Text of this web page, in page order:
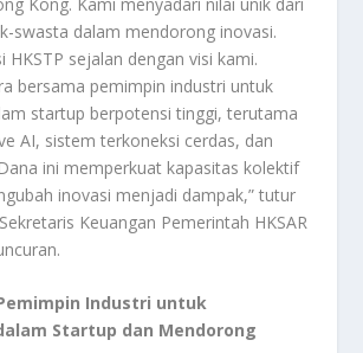
swasta dalam mendorong inovasi.
HKSTP sejalan dengan visi kami.
bersama pemimpin industri untuk
startup berpotensi tinggi, terutama
AI, sistem terkoneksi cerdas, dan
ini memperkuat kapasitas kolektif
inovasi menjadi dampak,” tutur
Keuangan Pemerintah HKSAR
Industri untuk
Startup dan Mendorong